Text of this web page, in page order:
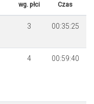
wg. płci
Czas
3 00:35:25
4 00:59:40